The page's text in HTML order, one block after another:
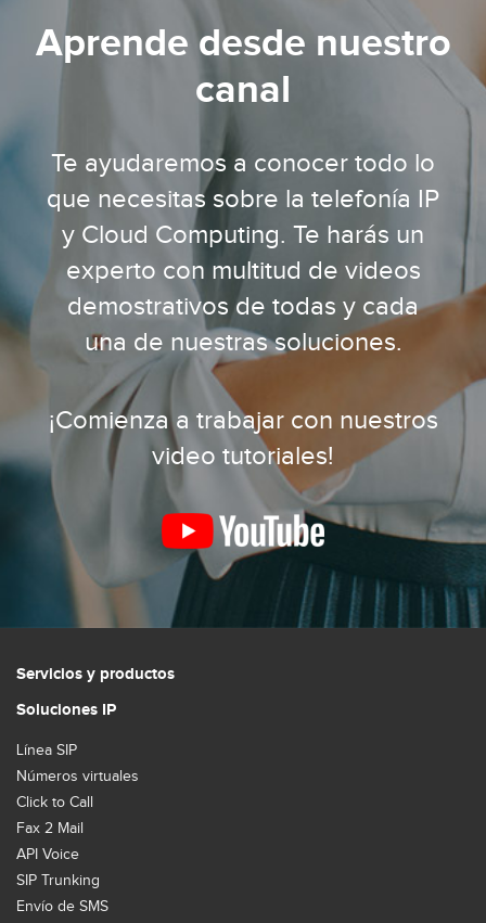
Aprende desde nuestro
canal
Te ayudaremos a conocer todo lo
que necesitas sobre la telefonía IP
y Cloud Computing. Te harás un
experto con multitud de videos
demostrativos de todas y cada
una de nuestras soluciones.
¡Comienza a trabajar con nuestros
video tutoriales!
Servicios y productos
Soluciones IP
Línea SIP
Números virtuales
Click to Call
Fax 2 Mail
API Voice
SIP Trunking
Envío de SMS